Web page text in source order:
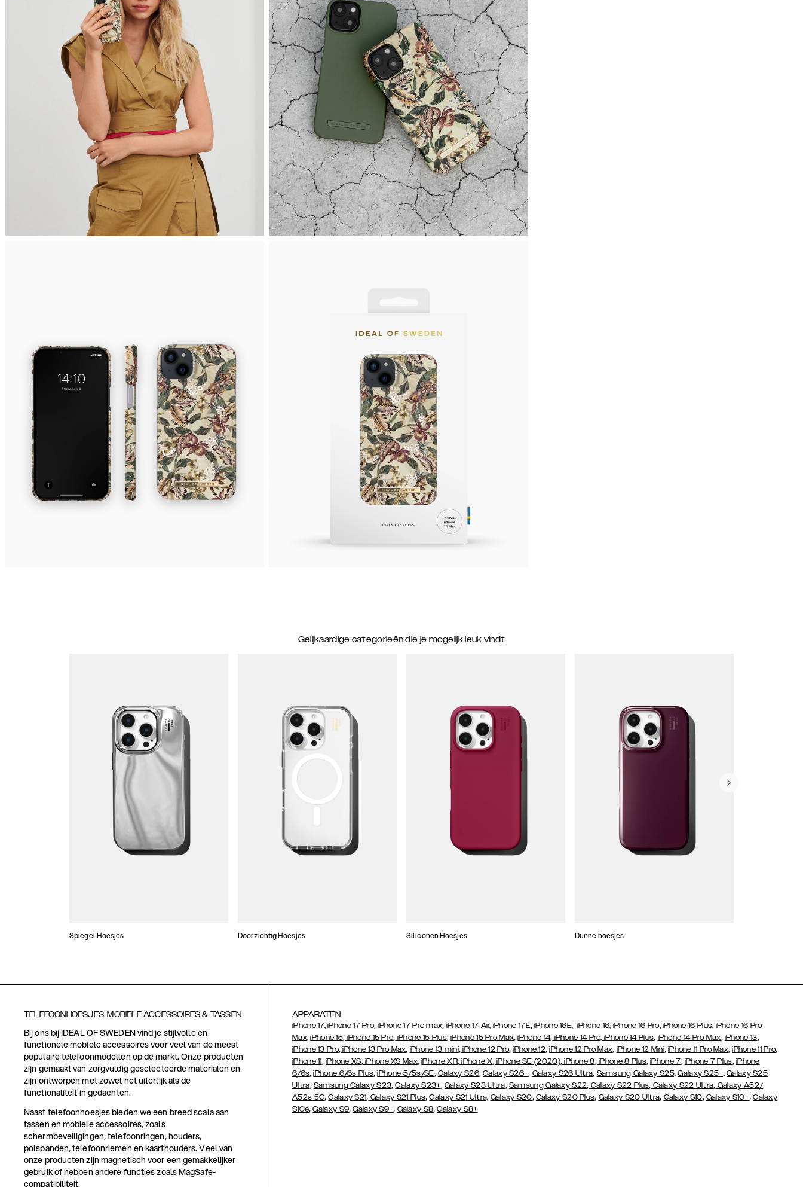
Gelijkaardige categorieën die je mogelijk leuk vindt
Spiegel Hoesjes Doorzichtig Hoesjes Siliconen Hoesjes Dunne hoesjes
TELEFOONHOESJES, MOBIELE ACCESSOIRES & TASSEN
Bij ons bij IDEAL OF SWEDEN vind je stijlvolle en
functionele mobiele accessoires voor veel van de meest
populaire telefoonmodellen op de markt. Onze producten
zijn gemaakt van zorgvuldig geselecteerde materialen en
zijn ontworpen met zowel het uiterlijk als de
functionaliteit in gedachten.
Naast telefoonhoesjes bieden we een breed scala aan
tassen en mobiele accessoires, zoals
schermbeveiligingen, telefoonringen, houders,
polsbanden, telefoonriemen en kaarthouders. Veel van
onze producten zijn magnetisch voor een gemakkelijker
gebruik of hebben andere functies zoals MagSafe-
compatibiliteit.
APPARATEN
iPhone 17, iPhone 17 Pro,iPhone 17 Pro max, iPhone 17 Air, iPhone 17E,iPhone 16E, iPhone 16, iPhone 16 Pro, iPhone 16 Plus, iPhone 16 Pro
Max, iPhone 15, iPhone 15 Pro, iPhone 15 Plus,iPhone 15 Pro Max,iPhone 14, iPhone 14 Pro, iPhone 14 Plus, iPhone 14 Pro Max, iPhone 13,
iPhone 13 Pro, iPhone 13 Pro Max, iPhone 13 mini,iPhone 12 Pro,iPhone 12,iPhone 12 Pro Max, iPhone 12 Mini, iPhone 11 Pro Max,iPhone 11 Pro,
iPhone 11, iPhone XS,iPhone XS Max,iPhone XR,iPhone X,iPhone SE (2020),iPhone 8,iPhone 8 Plus,iPhone 7, iPhone 7 Plus, iPhone
6/6s,iPhone 6/6s Plus,iPhone 5/5s/SE, Galaxy S26,Galaxy S26+, Galaxy S26 Ultra, Samsung Galaxy S25, Galaxy S25+, Galaxy S25
Ultra, Samsung Galaxy S23,Galaxy S23+, Galaxy S23 Ultra, Samsung Galaxy S22, Galaxy S22 Plus, Galaxy S22 Ultra, Galaxy A52/
A52s 5G,Galaxy S21, Galaxy S21 Plus,Galaxy S21 Ultra, Galaxy S20, Galaxy S20 Plus, Galaxy S20 Ultra, Galaxy S10, Galaxy S10+,Galaxy
S10e,Galaxy S9,Galaxy S9+, Galaxy S8,Galaxy S8+